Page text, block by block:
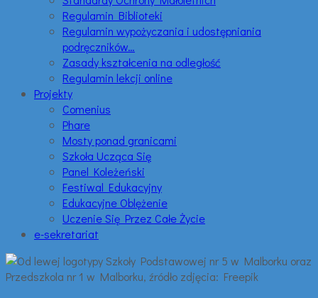
Regulamin Biblioteki
Regulamin wypożyczania i udostępniania
podręczników…
Zasady kształcenia na odległość
Regulamin lekcji online
Projekty
Comenius
Phare
Mosty ponad granicami
Szkoła Ucząca Się
Panel Koleżeński
Festiwal Edukacyjny
Edukacyjne Oblężenie
Uczenie Się Przez Całe Życie
e-sekretariat